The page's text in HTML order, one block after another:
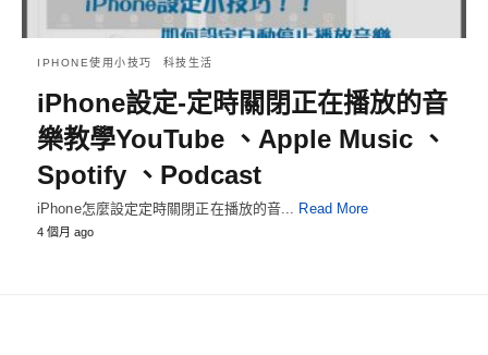
IPHONE使用小技巧 科技生活
iPhone設定-定時關閉正在播放的音
樂教學YouTube 、Apple Music 、
Spotify 、Podcast
iPhone怎麼設定定時關閉正在播放的音... Read More
4 個月 ago